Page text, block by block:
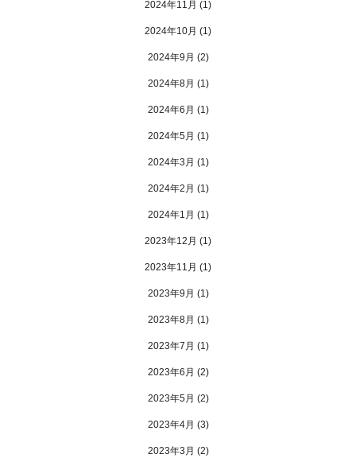
2024年11月 (1)
2024年10月 (1)
2024年9月 (2)
2024年8月 (1)
2024年6月 (1)
2024年5月 (1)
2024年3月 (1)
2024年2月 (1)
2024年1月 (1)
2023年12月 (1)
2023年11月 (1)
2023年9月 (1)
2023年8月 (1)
2023年7月 (1)
2023年6月 (2)
2023年5月 (2)
2023年4月 (3)
2023年3月 (2)